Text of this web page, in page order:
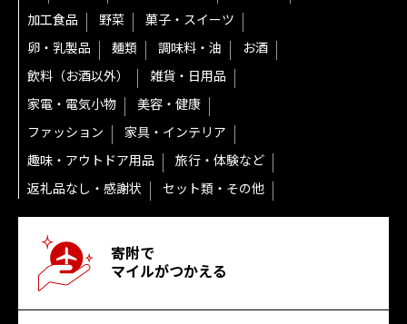
加工食品
野菜
菓子・スイーツ
卵・乳製品
麺類 調味料・油
お酒
飲料（お酒以外）
雑貨・日用品
家電・電気小物
美容・健康
ファッション
家具・インテリア
趣味・アウトドア用品
旅行・体験など
返礼品なし・感謝状
セット類・その他
寄附で
マイルがつかえる